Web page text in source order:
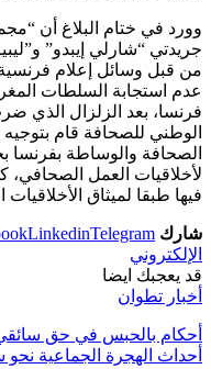
وورد في ختام البلاغ أن
جريدتي “شارلي إيبدو”
من قبل وسائل إعلام
عدم استجابة السلطات
فرنسا، بعد الزلزال الذي
الوطني للصحافة قام
الصحافة والوساطة
لأخلاقيات العمل الصحافي،
فيها طبقا لميثاق الأخلاقيات
شارك LinkedinTelegram
الإلكتروني
قد يعجبك ايضا
أخبار تطوان
أحكام بالحبس في حق
أحداث الهجرة الجماعية نحو